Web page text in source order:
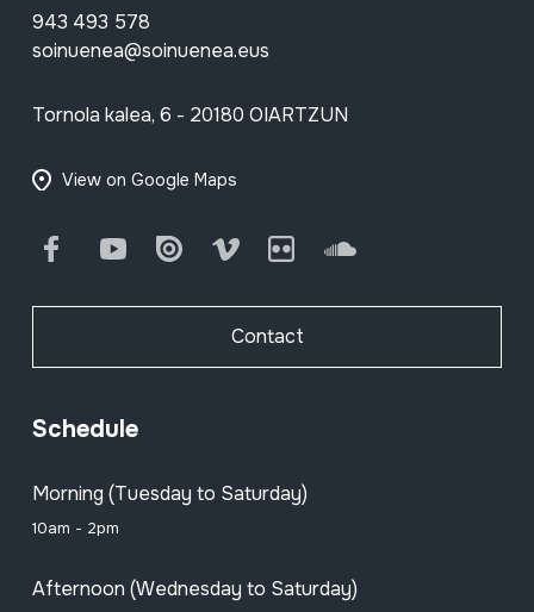
943 493 578
soinuenea@soinuenea.eus
Tornola kalea, 6 - 20180 OIARTZUN
View on Google Maps
FacebookYoutube Issuu Vimeo Flickr SoundCloud
Contact
Schedule
Morning (Tuesday to Saturday)
10am - 2pm
Afternoon (Wednesday to Saturday)